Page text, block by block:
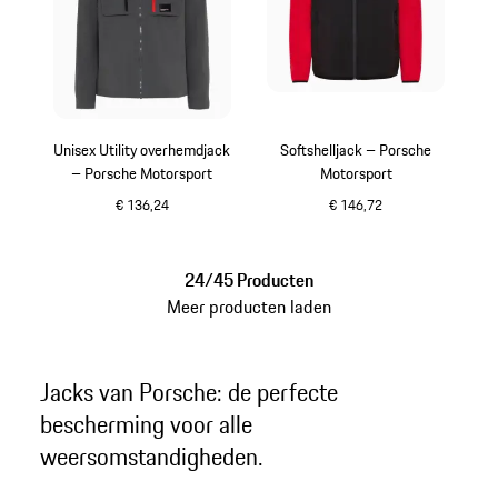
Unisex Utility overhemdjack
– Porsche Motorsport
€ 136,24
Softshelljack – Porsche
Motorsport
€ 146,72
24/45 Producten
Meer producten laden
Jacks van Porsche: de perfecte
bescherming voor alle
weersomstandigheden.